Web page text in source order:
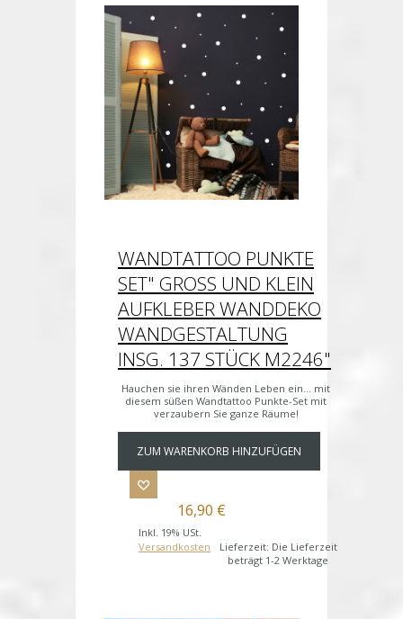
WANDTATTOO PUNKTE
SET" GROSS UND KLEIN A
UFKLEBER WANDDEKO W
ANDGESTALTUNG I
NSG. 137 STÜCK M2246"
Hauchen sie ihren Wänden Leben ein... mit
diesem süßen Wandtattoo Punkte-Set mit
verzaubern Sie ganze Räume!
ZUM WARENKORB HINZUFÜGEN
16,90 €
Inkl. 19% USt.
Versandkosten
Lieferzeit: Die Lieferzeit
beträgt 1-2 Werktage